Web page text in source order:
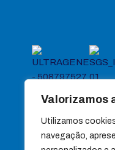
Valorizamos
Utilizamos
navegação,